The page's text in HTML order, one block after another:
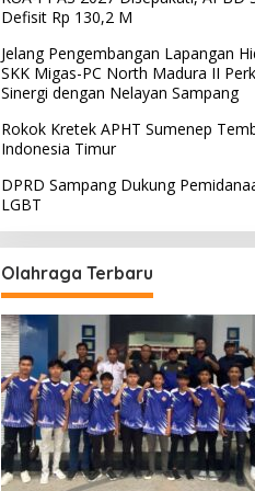
Sampang Dukung
Kaum LGBT
Defisit Rp 130,2 M
Jelang Pengembangan Lapangan
SKK Migas-PC North Madura II
Sinergi dengan Nelayan Sampang
Rokok Kretek APHT Sumenep
Indonesia Timur
DPRD Sampang Dukung
LGBT
Olahraga Terbaru